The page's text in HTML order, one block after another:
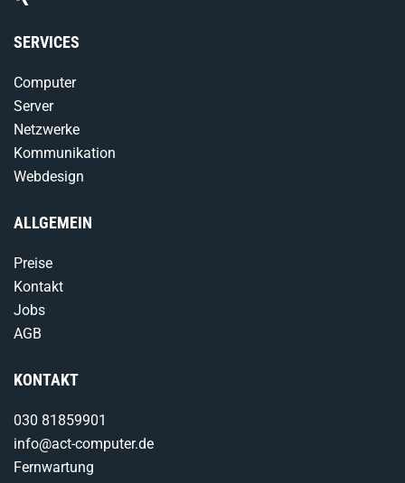
SERVICES
Computer
Server
Netzwerke
Kommunikation
Webdesign
ALLGEMEIN
Preise
Kontakt
Jobs
AGB
KONTAKT
030 81859901
info@act-computer.de
Fernwartung